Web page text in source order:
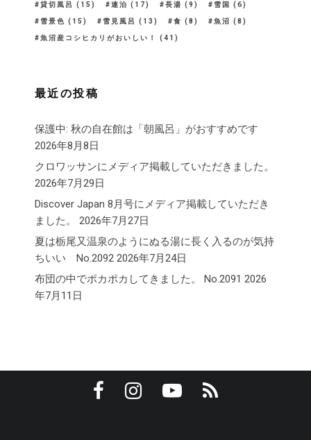
貸切風呂 (15) 連泊 (17) 長湯 (9) 雪国 (6)
雪景色 (15) 雪見風呂 (13) 食 (8) 魚沼 (8)
魚沼産コシヒカリがおいしい！ (41)
最近の投稿
保護中: 秋の自在館は「朝風呂」がおすすめです
2026年8月8日
クロワッサンにメディア掲載していただきました。
2026年7月29日
Discover Japan 8月号にメディア掲載していただき
ました。
2026年7月27日
夏は栃尾又温泉のようにぬる湯に長く入るのが気持
ちいい No.2092 2026年7月24日
布団の中でポカポカしてきました。 No.2091 2026
年7月11日